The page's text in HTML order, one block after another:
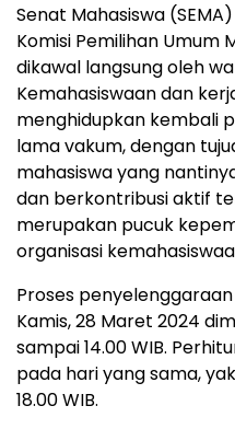
Senat Mahasiswa
Komisi Pemilihan Umum
dikawal langsung oleh
Kemahasiswaan dan
menghidupkan kembali
lama vakum, dengan
mahasiswa yang
dan berkontribusi aktif
merupakan pucuk
organisasi
Proses
Kamis, 28 Maret 2024
sampai 14.00 WIB.
pada hari yang sama,
18.00 WIB.